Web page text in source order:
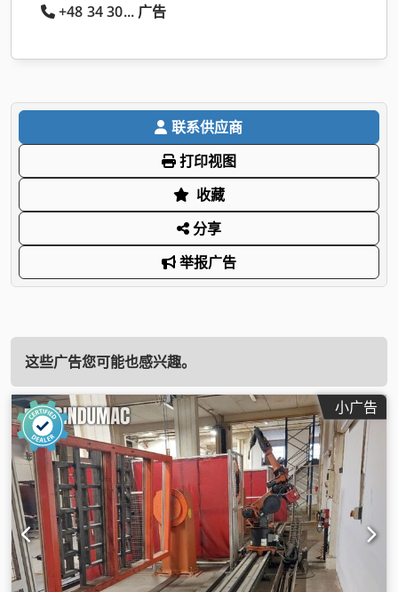
+48 34 30... 广告
联系供应商
打印视图
收藏
分享
举报广告
这些广告您可能也感兴趣。
小广告